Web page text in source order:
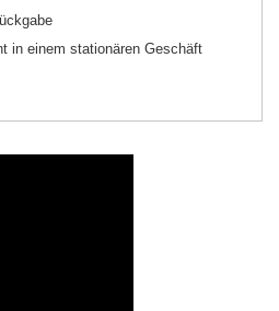
in einem stationären Geschäft